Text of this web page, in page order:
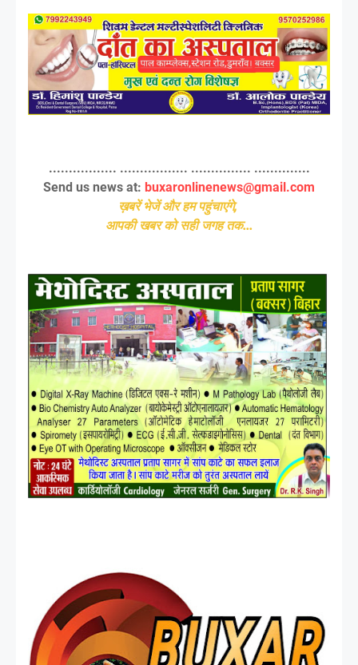
................. ................. ............... ..............
Send us news at: buxaronlinenews@gmail.com
ख़बरें भेजें और हम पहुंचाएंगे,
आपकी खबर को सही जगह तक...